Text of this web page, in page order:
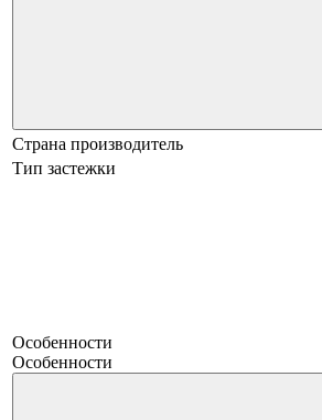
Страна производитель
Тип застежки
Особенности
Особенности